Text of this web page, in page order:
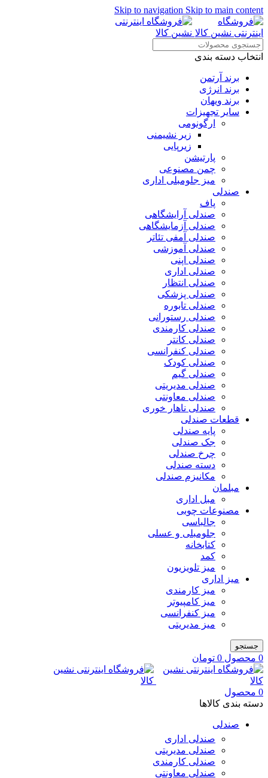
Skip to navigation Skip to main content
انتخاب دسته بندی
برند آرتمن
برند انرژی
برند ویهان
سایر تجهیزات
ارگونومی
زیر نشیمنی
زیرپایی
پارتیشن
چمن مصنوعی
میز جلومبلی اداری
صندلی
پاف
صندلی آرایشگاهی
صندلی آزمایشگاهی
صندلی آمفی تئاتر
صندلی آموزشی
صندلی اپنی
صندلی اداری
صندلی انتظار
صندلی پزشکی
صندلی تابوره
صندلی رستورانی
صندلی کارمندی
صندلی کانتر
صندلی کنفرانسی
صندلی کودک
صندلی گیم
صندلی مدیریتی
صندلی معاونتی
صندلی ناهار خوری
قطعات صندلی
پایه صندلی
جک صندلی
چرخ صندلی
دسته صندلی
مکانیزم صندلی
مبلمان
مبل اداری
مصنوعات چوبی
جالباسی
جلومبلی و عسلی
کتابخانه
کمد
میز تلویزیون
میز اداری
میز کارمندی
میز کامپیوتر
میز کنفرانسی
میز مدیریتی
جستجو
0 محصول 0 تومان
0 محصول
دسته بندی کالاها
صندلی
صندلی اداری
صندلی مدیریتی
صندلی کارمندی
صندلی معاونتی